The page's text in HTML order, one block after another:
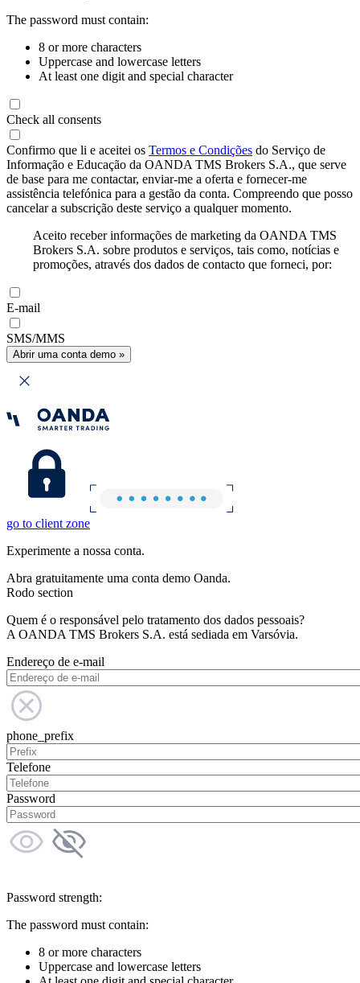
The password must contain:
8 or more characters
Uppercase and lowercase letters
At least one digit and special character
Check all consents
Confirmo que li e aceitei os Termos e Condições do Serviço de
Informação e Educação da OANDA TMS Brokers S.A., que serve
de base para me contactar, enviar-me a oferta e fornecer-me
assistência telefónica para a gestão da conta. Compreendo que posso
cancelar a subscrição deste serviço a qualquer momento.
Aceito receber informações de marketing da OANDA TMS
Brokers S.A. sobre produtos e serviços, tais como, notícias e
promoções, através dos dados de contacto que forneci, por:
E-mail
SMS/MMS
Abrir uma conta demo »
go to client zone
Experimente a nossa conta.
Abra gratuitamente uma conta demo Oanda.
Rodo section
Quem é o responsável pelo tratamento dos dados pessoais?
A OANDA TMS Brokers S.A. está sediada em Varsóvia.
Endereço de e-mail
phone_prefix
Telefone
Password
Password strength:
The password must contain:
8 or more characters
Uppercase and lowercase letters